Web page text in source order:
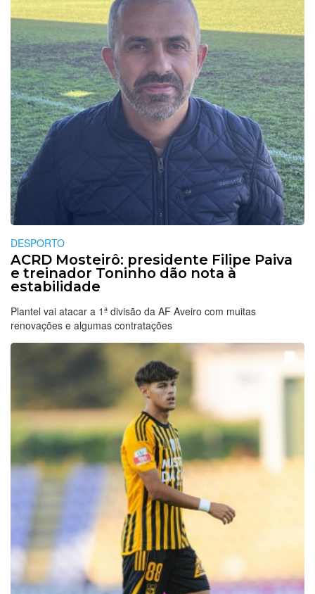
DESPORTO
ACRD Mosteirô: presidente Filipe Paiva
e treinador Toninho dão nota à
estabilidade
Plantel vai atacar a 1ª divisão da AF Aveiro com muitas
renovações e algumas contratações